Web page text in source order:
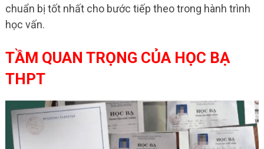
chuẩn bị tốt nhất cho bước tiếp theo trong hành trình
học vấn.
TẦM QUAN TRỌNG CỦA HỌC BẠ
THPT